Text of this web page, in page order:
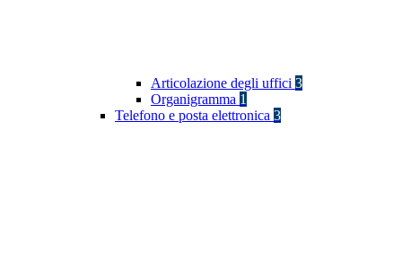
Articolazione degli uffici 3
Organigramma 1
Telefono e posta elettronica 3